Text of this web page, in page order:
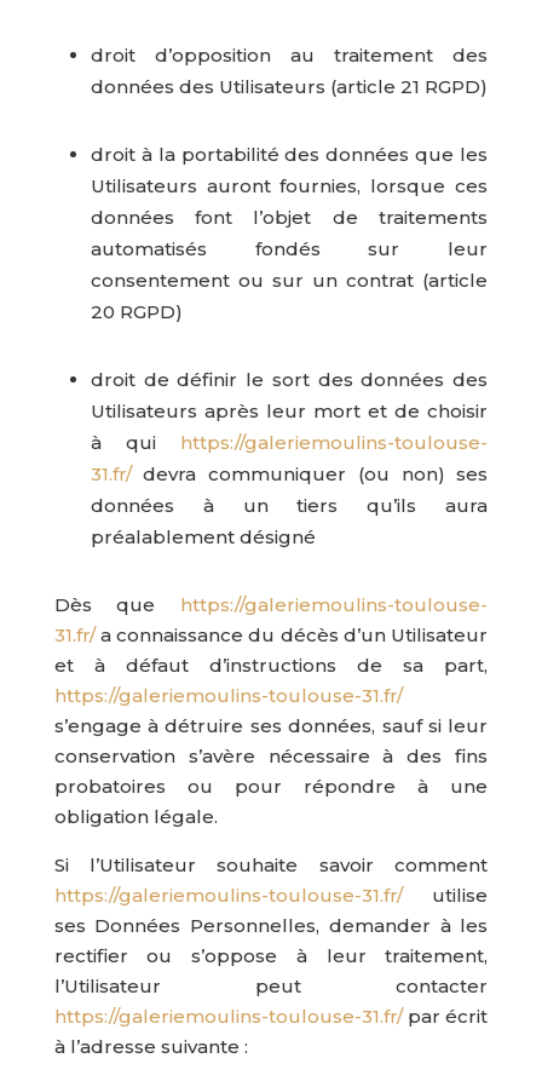
droit d’opposition au traitement des
données des Utilisateurs (article 21 RGPD)
droit à la portabilité des données que les
Utilisateurs auront fournies, lorsque ces
données font l’objet de traitements
automatisés fondés sur leur
consentement ou sur un contrat (article
20 RGPD)
droit de définir le sort des données des
Utilisateurs après leur mort et de choisir
à qui https://galeriemoulins-toulouse-
31.fr/devra communiquer (ou non) ses
données à un tiers qu’ils aura
préalablement désigné
Dès que https://galeriemoulins-toulouse-
31.fr/a connaissance du décès d’un Utilisateur
et à défaut d’instructions de sa part,
https://galeriemoulins-toulouse-31.fr/
s’engage à détruire ses données, sauf si leur
conservation s’avère nécessaire à des fins
probatoires ou pour répondre à une
obligation légale.
Si l’Utilisateur souhaite savoir comment
https://galeriemoulins-toulouse-31.fr/utilise
ses Données Personnelles, demander à les
rectifier ou s’oppose à leur traitement,
l’Utilisateur peut contacter
https://galeriemoulins-toulouse-31.fr/par écrit
à l’adresse suivante :